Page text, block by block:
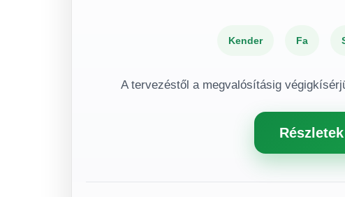
Kender Fa
A tervezéstől a megvalósításig